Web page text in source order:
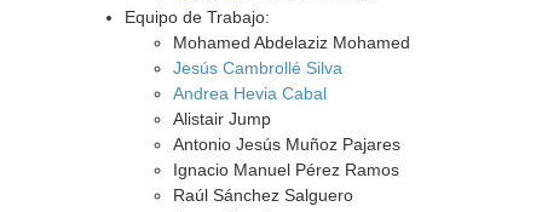
Equipo de Trabajo:
Mohamed Abdelaziz Mohamed
Jesús Cambrollé Silva
Andrea Hevia Cabal
Alistair Jump
Antonio Jesús Muñoz Pajares
Ignacio Manuel Pérez Ramos
Raúl Sánchez Salguero